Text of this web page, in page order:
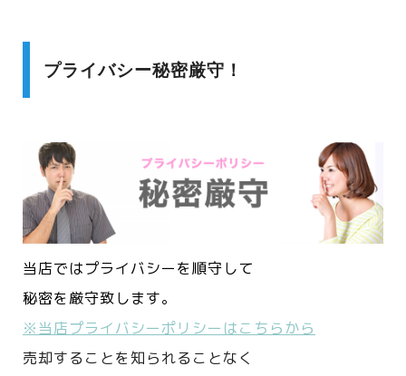
プライバシー秘密厳守！
当店ではプライバシーを順守して
秘密を厳守致します。
※当店プライバシーポリシーはこちらから
売却することを知られることなく